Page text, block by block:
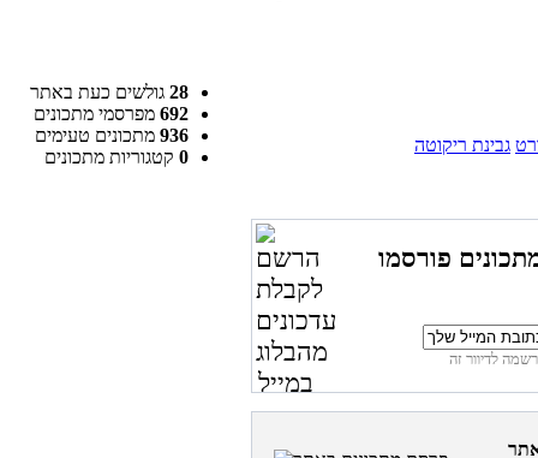
28 גולשים כעת באתר
692 מפרסמי מתכונים
936 מתכונים טעימים
0 קטגוריות מתכונים
גבינת ריקוטה
פורסמו